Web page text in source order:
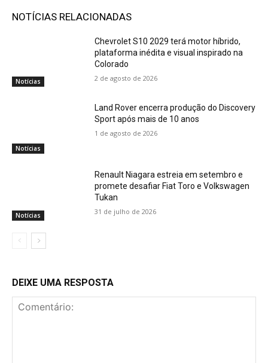
NOTÍCIAS RELACIONADAS
Notícias
Chevrolet S10 2029 terá motor híbrido,
plataforma inédita e visual inspirado na
Colorado
2 de agosto de 2026
Notícias
Land Rover encerra produção do Discovery
Sport após mais de 10 anos
1 de agosto de 2026
Notícias
Renault Niagara estreia em setembro e
promete desafiar Fiat Toro e Volkswagen
Tukan
31 de julho de 2026
DEIXE UMA RESPOSTA